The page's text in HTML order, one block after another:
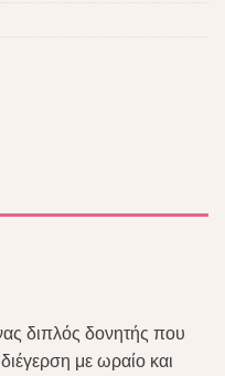
διπλός δονητής που
με ωραίο και